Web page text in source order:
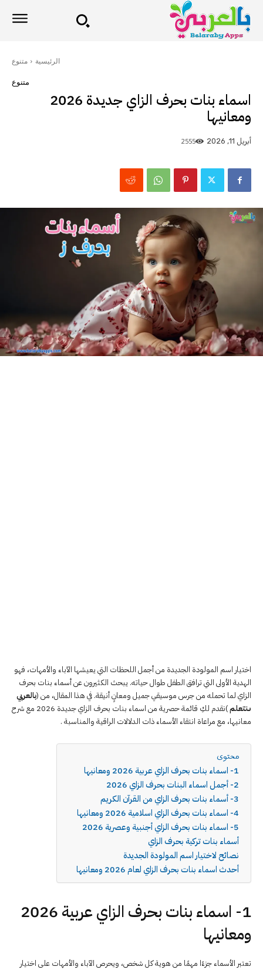
الرئيسية متنوع
متنوع
اسماء بنات بحرف الزاي جديدة 2026
ومعانيها
أبريل 11, 2026 2555
اختيار اسم المولودة الجديدة من أجمل اللحظات التي يعيشها الآباء والأمهات، فهو
الهدية الأولى التي ترافق الطفل طوال حياته. يبحث الكثيرون عن أسماء بنات بحرف
الزاي لما تحمله من جرس موسيقي جميل ومعانٍ أنيقة. في هذا المقال، من (بالعربي
ىنتعلم
)نقدم لكِ قائمة حصرية من اسماء بنات بحرف الزاي جديدة 2026 مع شرح
معانيها، مع مراعاة انتقاء الأسماء ذات الدلالات الراقية والمناسبة .
محتوى
1- اسماء بنات بحرف الزاي عربية 2026 ومعانيها
2- أجمل اسماء البنات بحرف الزاي 2026
3- أسماء بنات بحرف الزاي من القرآن الكريم
4- اسماء بنات بحرف الزاي اسلامية 2026 ومعانيها
5- اسماء بنات بحرف الزاي أجنبية وعصرية 2026
أسماء بنات تركية بحرف الزاي
نصائح لاختيار اسم المولودة الجديدة
أحدث اسماء بنات بحرف الزاي لعام 2026 ومعانيها
1- اسماء بنات بحرف الزاي عربية 2026
ومعانيها
تعتبر الأسماء جزءًا مهمًا من هوية كل شخص، ويحرص الآباء والأمهات على اختيار